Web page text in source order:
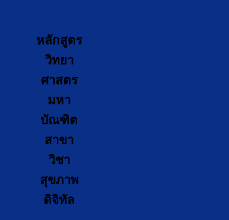
หลักสูตร
วิทยา
ศาสตร
มหา
บัณฑิต
สาขา
วิชา
สุขภาพ
ดิจิทัล